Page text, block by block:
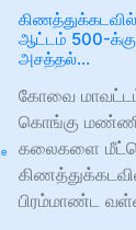
ஆட்டம் 500-
அசத்தல்...
கோவை
கொங்கு
கலைகளை
பிரம்மாண்ட